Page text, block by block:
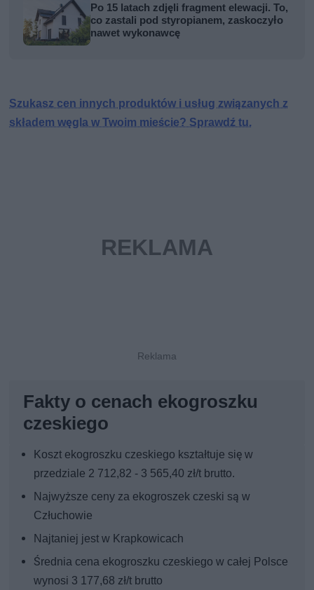
Po 15 latach zdjęli fragment elewacji. To,
co zastali pod styropianem, zaskoczyło
nawet wykonawcę
Szukasz cen innych produktów i usług związanych z
składem węgla w Twoim mieście? Sprawdź tu.
Fakty o cenach ekogroszku
czeskiego
Koszt ekogroszku czeskiego kształtuje się w
przedziale 2 712,82 - 3 565,40 zł/t brutto.
Najwyższe ceny za ekogroszek czeski są w
Człuchowie
Najtaniej jest w Krapkowicach
Średnia cena ekogroszku czeskiego w całej Polsce
wynosi 3 177,68 zł/t brutto